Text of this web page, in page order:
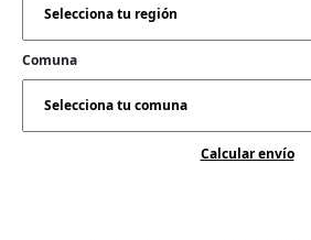
Comuna
Calcular envío